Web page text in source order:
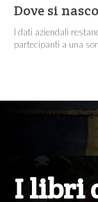
Dove si
I dati aziendali
partecipanti a una
I libri